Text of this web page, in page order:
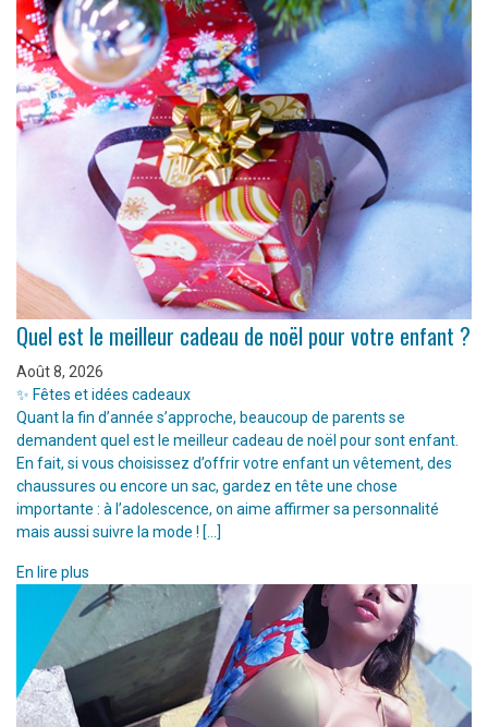
Quel est le meilleur cadeau de noël pour votre enfant ?
Août 8, 2026
✨ Fêtes et idées cadeaux
Quant la fin d’année s’approche, beaucoup de parents se
demandent quel est le meilleur cadeau de noël pour sont enfant.
En fait, si vous choisissez d’offrir votre enfant un vêtement, des
chaussures ou encore un sac, gardez en tête une chose
importante : à l’adolescence, on aime affirmer sa personnalité
mais aussi suivre la mode ! […]
En lire plus